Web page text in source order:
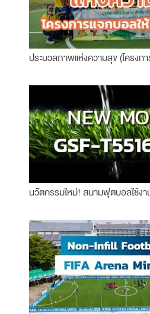
ประมวลภาพแห่งความสุข (โครงก
นวัตกรรมใหม่! สนามฟุตบอลใช้ง